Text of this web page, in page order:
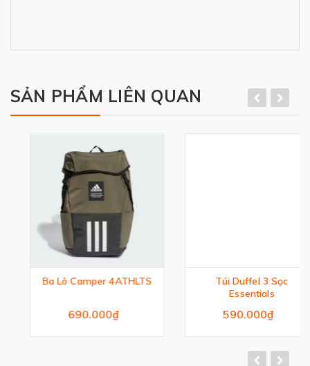
SẢN PHẨM LIÊN QUAN
Ba Lô Camper 4ATHLTS
690.000₫
Túi Duffel 3 Sọc
Essentials
590.000₫